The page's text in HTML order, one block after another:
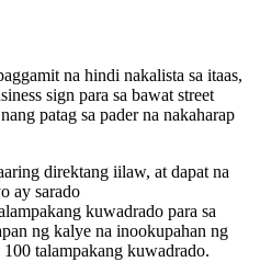
na hindi nakalista sa itaas,
sign para sa bawat street
patag sa pader na nakaharap
direktang iilaw, at dapat na
ay sarado
kuwadrado para sa
ng kalye na inookupahan ng
talampakang kuwadrado.